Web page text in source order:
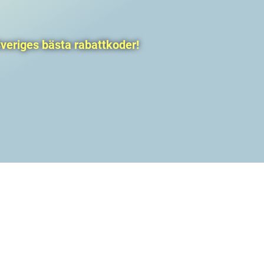
bästa rabattkoder!